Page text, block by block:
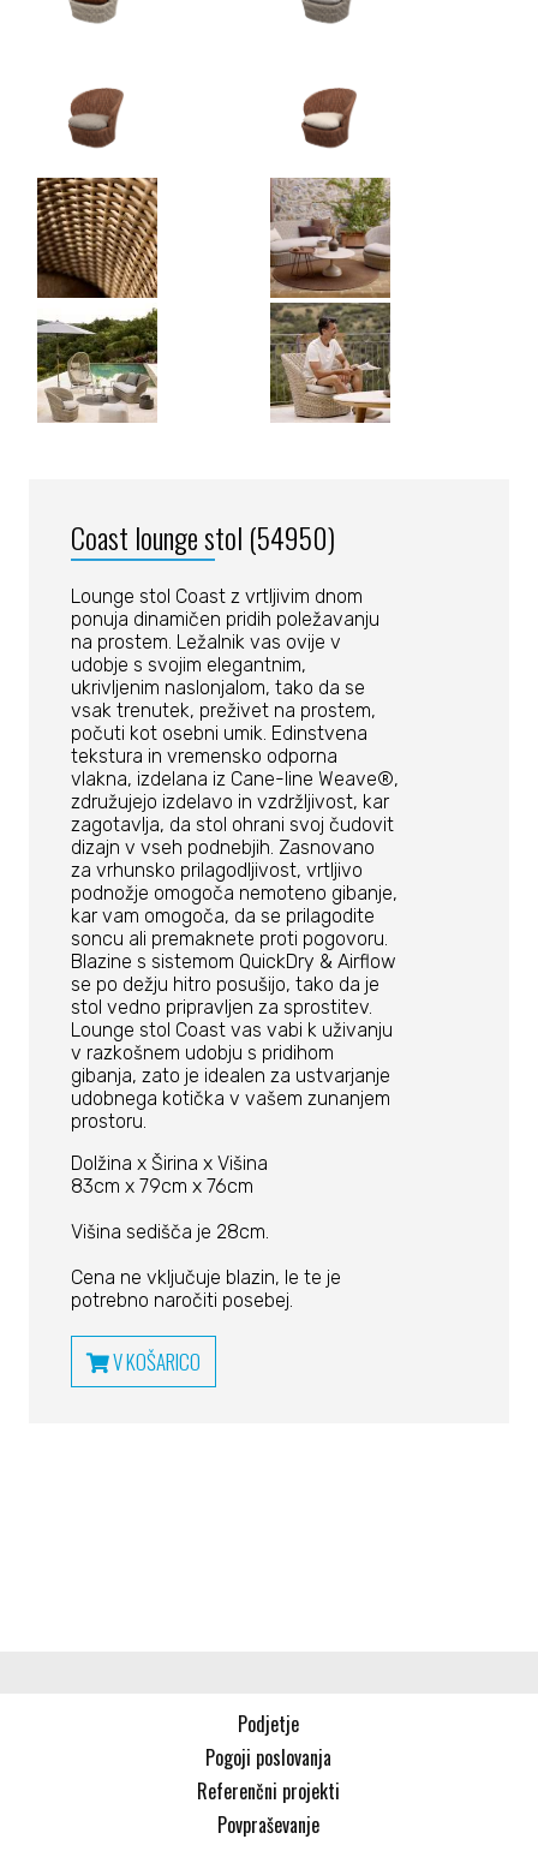
Coast lounge stol (54950)
Lounge stol Coast z vrtljivim dnom
ponuja dinamičen pridih poležavanju
na prostem. Ležalnik vas ovije v
udobje s svojim elegantnim,
ukrivljenim naslonjalom, tako da se
vsak trenutek, preživet na prostem,
počuti kot osebni umik. Edinstvena
tekstura in vremensko odporna
vlakna, izdelana iz Cane-line Weave®,
združujejo izdelavo in vzdržljivost, kar
zagotavlja, da stol ohrani svoj čudovit
dizajn v vseh podnebjih. Zasnovano
za vrhunsko prilagodljivost, vrtljivo
podnožje omogoča nemoteno gibanje,
kar vam omogoča, da se prilagodite
soncu ali premaknete proti pogovoru.
Blazine s sistemom QuickDry & Airflow
se po dežju hitro posušijo, tako da je
stol vedno pripravljen za sprostitev.
Lounge stol Coast vas vabi k uživanju
v razkošnem udobju s pridihom
gibanja, zato je idealen za ustvarjanje
udobnega kotička v vašem zunanjem
prostoru.
Dolžina x Širina x Višina
83cm x 79cm x 76cm
Višina sedišča je 28cm.
Cena ne vključuje blazin, le te je
potrebno naročiti posebej.
V KOŠARICO
Podjetje
Pogoji poslovanja
Referenčni projekti
Povpraševanje